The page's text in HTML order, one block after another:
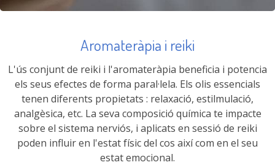
Aromateràpia i reiki
L'ús conjunt de reiki i l'aromateràpia beneficia i potencia
els seus efectes de forma paral·lela. Els olis essencials
tenen diferents propietats : relaxació, estilmulació,
analgèsica, etc. La seva composició química te impacte
sobre el sistema nerviós, i aplicats en sessió de reiki
poden influir en l'estat físic del cos així com en el seu
estat emocional.